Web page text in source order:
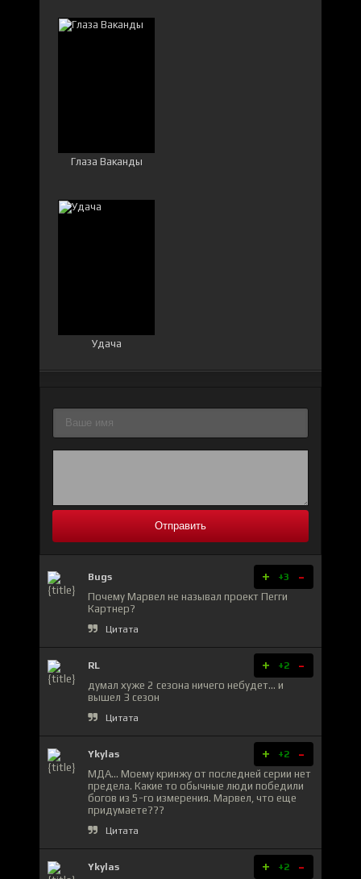
Глаза Ваканды
Удача
Отправить
Bugs + +3 -
Почему Марвел не называл проект Пегги
Картнер?
Цитата
RL + +2 -
думал хуже 2 сезона ничего небудет... и
вышел 3 сезон
Цитата
Ykylas + +2 -
МДА... Моему кринжу от последней серии нет
предела. Какие то обычные люди победили
богов из 5-го измерения. Марвел, что еще
придумаете???
Цитата
Ykylas + +2 -